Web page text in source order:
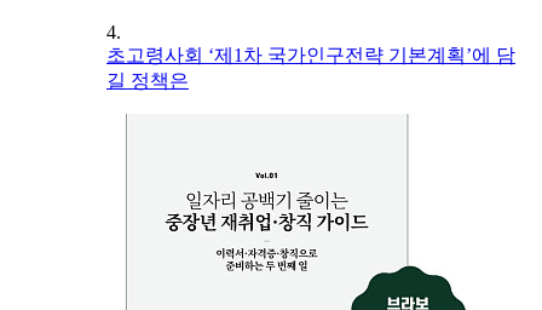
4.
초고령사회 ‘제1차 국가인구전략 기본계획’에 담
길 정책은